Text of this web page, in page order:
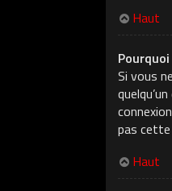
Haut
Si vous
pas
Haut